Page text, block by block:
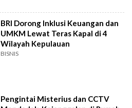
BRI Dorong Inklusi Keuangan dan
UMKM Lewat Teras Kapal di 4
Wilayah Kepulauan
BISNIS
Pengintai Misterius dan CCTV